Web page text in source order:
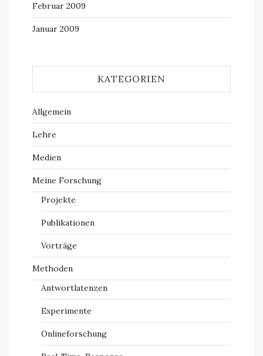
Februar 2009
Januar 2009
KATEGORIEN
Allgemein
Lehre
Medien
Meine Forschung
Projekte
Publikationen
Vorträge
Methoden
Antwortlatenzen
Experimente
Onlineforschung